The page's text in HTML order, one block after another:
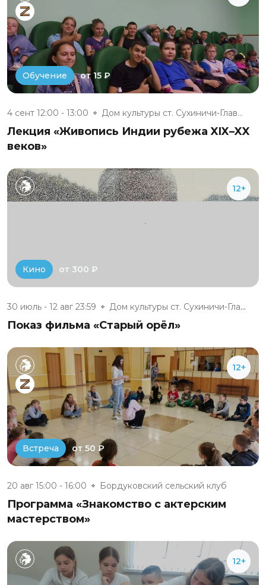
Обучение от 15 ₽
4 сент 12:00 - 13:00 Дом культуры ст. Сухиничи-Глав...
Лекция «Живопись Индии рубежа XIX–XX
веков»
12+
Кино от 300 ₽
30 июль - 12 авг 23:59 Дом культуры ст. Сухиничи-Глав...
Показ фильма «Старый орёл»
12+
Встреча от 50 ₽
20 авг 15:00 - 16:00 Бордуковский сельский клуб
Программа «Знакомство с актерским
мастерством»
12+